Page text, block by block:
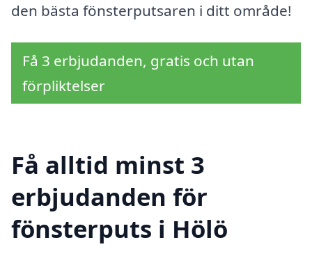
den bästa fönsterputsaren i ditt område!
Få 3 erbjudanden, gratis och utan
förpliktelser
Få alltid minst 3
erbjudanden för
fönsterputs i Hölö